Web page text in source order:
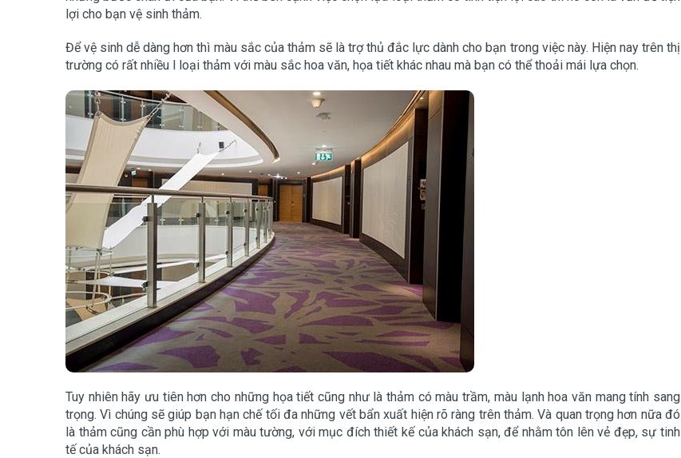
lợi cho bạn vệ sinh thảm.
Để vệ sinh dễ dàng hơn thì màu sắc của thảm sẽ là trợ thủ đắc lực dành cho bạn trong việc này. Hiện nay trên thị
trường có rất nhiều l loại thảm với màu sắc hoa văn, họa tiết khác nhau mà bạn có thể thoải mái lựa chọn.
Tuy nhiên hãy ưu tiên hơn cho những họa tiết cũng như là thảm có màu trầm, màu lạnh hoa văn mang tính sang
trọng. Vì chúng sẽ giúp bạn hạn chế tối đa những vết bẩn xuất hiện rõ ràng trên thảm. Và quan trọng hơn nữa đó
là thảm cũng cần phù hợp với màu tường, với mục đích thiết kế của khách sạn, để nhằm tôn lên vẻ đẹp, sự tinh
tế của khách sạn.